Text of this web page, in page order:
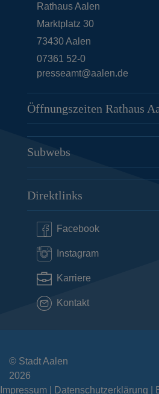
Rathaus Aalen
Marktplatz 30
73430Aalen
07361 52-0
presseamt@aalen.de
Öffnungszeiten Rathaus
Subwebs
Direktlinks
Facebook
Instagram
Karriere
Kontakt
© Stadt Aalen
2026
Impressum
Datenschutzerklärung